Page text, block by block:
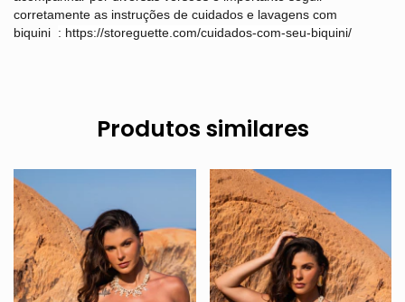
corretamente as instruções de cuidados e lavagens com
biquini : https://storeguette.com/cuidados-com-seu-biquini/
Produtos similares